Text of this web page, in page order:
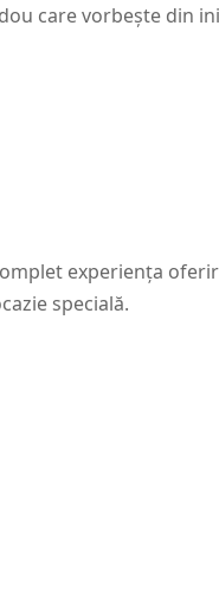
care vorbește din
experiența
specială.